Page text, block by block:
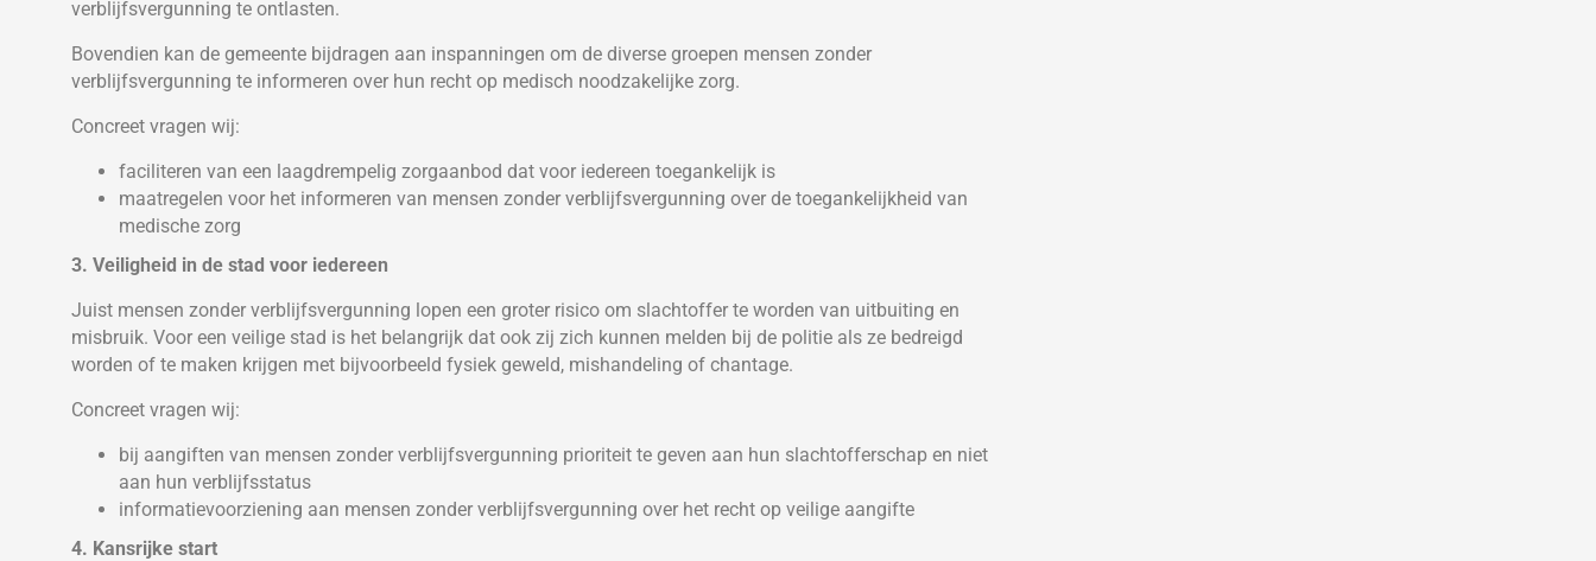
verblijfsvergunning te ontlasten.
Bovendien kan de gemeente bijdragen aan inspanningen om de diverse groepen mensen zonder
verblijfsvergunning te informeren over hun recht op medisch noodzakelijke zorg.
Concreet vragen wij:
faciliteren van een laagdrempelig zorgaanbod dat voor iedereen toegankelijk is
maatregelen voor het informeren van mensen zonder verblijfsvergunning over de toegankelijkheid van
medische zorg
3. Veiligheid in de stad voor iedereen
Juist mensen zonder verblijfsvergunning lopen een groter risico om slachtoffer te worden van uitbuiting en
misbruik. Voor een veilige stad is het belangrijk dat ook zij zich kunnen melden bij de politie als ze bedreigd
worden of te maken krijgen met bijvoorbeeld fysiek geweld, mishandeling of chantage.
Concreet vragen wij:
bij aangiften van mensen zonder verblijfsvergunning prioriteit te geven aan hun slachtofferschap en niet
aan hun verblijfsstatus
informatievoorziening aan mensen zonder verblijfsvergunning over het recht op veilige aangifte
4. Kansrijke start